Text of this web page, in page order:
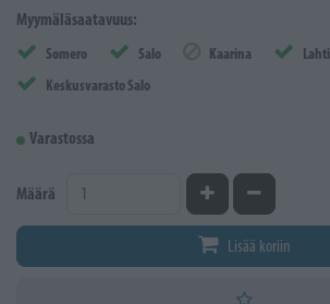
Myymäläsaatavuus:
Somero Salo Kaarina
Lahti
Keskusvarasto Salo
Varastossa
Määrä Kasvata määrääVähennä määrää
Lisää koriin